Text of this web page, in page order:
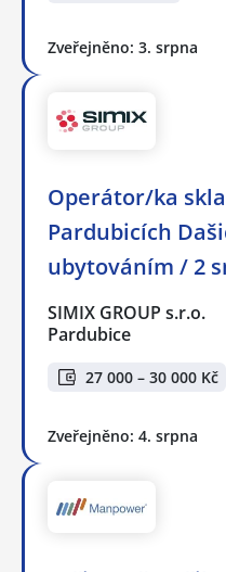
Zveřejněno: 3. srpna
Operátor/ka
Pardubicích
ubytováním / 2
SIMIX GROUP s.r.o.
Pardubice
27 000 – 30 000 Kč
Zveřejněno: 4. srpna